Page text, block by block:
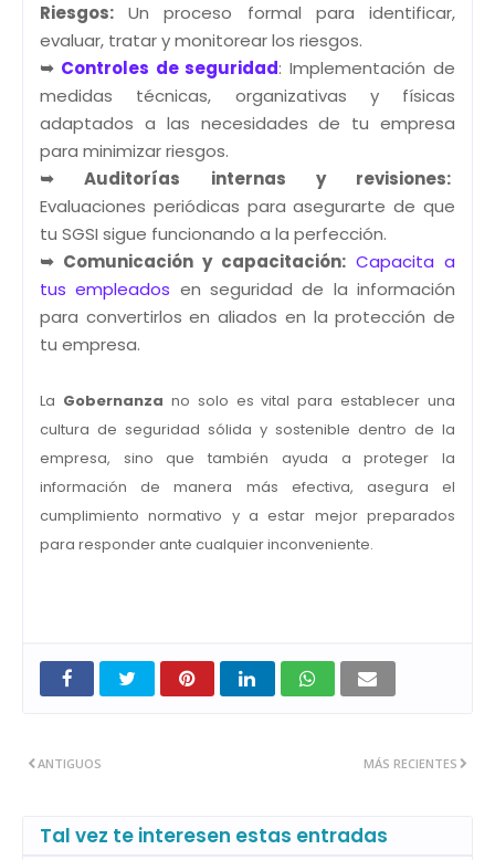
Riesgos: Un proceso formal para identificar,
evaluar, tratar y monitorear los riesgos.
➥ Controles de seguridad: Implementación de
medidas técnicas, organizativas y físicas
adaptados a las necesidades de tu empresa
para minimizar riesgos.
➥ Auditorías internas y revisiones:
Evaluaciones periódicas para asegurarte de que
tu SGSI sigue funcionando a la perfección.
➥ Comunicación y capacitación: Capacita a
tus empleados en seguridad de la información
para convertirlos en aliados en la protección de
tu empresa.
La Gobernanza no solo es vital para establecer una
cultura de seguridad sólida y sostenible dentro de la
empresa, sino que también ayuda a proteger la
información de manera más efectiva, asegura el
cumplimiento normativo y a estar mejor preparados
para responder ante cualquier inconveniente.
MÁS RECIENTES
ANTIGUOS
Tal vez te interesen estas entradas